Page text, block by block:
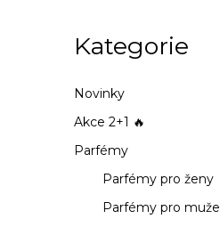
o
s
t
r
Přeskočit
kategorie
Kategorie
Novinky
Akce 2+1 🔥
Parfémy
Parfémy pro ženy
Parfémy pro muže